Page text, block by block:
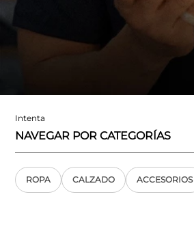
Intenta
NAVEGAR POR CATEGORÍAS
ROPA CALZADO ACCESORIOS